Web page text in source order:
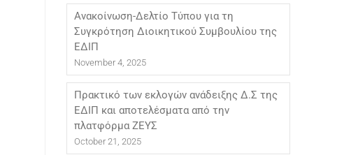
Ανακοίνωση-Δελτίο Τύπου για τη
Συγκρότηση Διοικητικού Συμβουλίου της
ΕΔΙΠ
November 4, 2025
Πρακτικό των εκλογών ανάδειξης Δ.Σ της
ΕΔΙΠ και αποτελέσματα από την
πλατφόρμα ΖΕΥΣ
October 21, 2025